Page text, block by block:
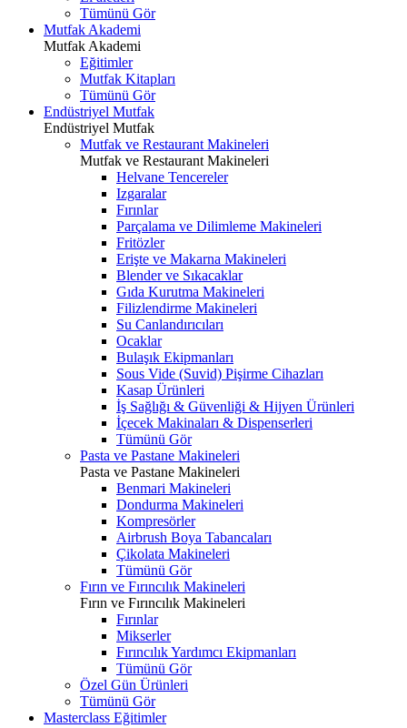
Tümünü Gör
Mutfak Akademi
Mutfak Akademi
Eğitimler
Mutfak Kitapları
Tümünü Gör
Endüstriyel Mutfak
Endüstriyel Mutfak
Mutfak ve Restaurant Makineleri
Mutfak ve Restaurant Makineleri
Helvane Tencereler
Izgaralar
Fırınlar
Parçalama ve Dilimleme Makineleri
Fritözler
Erişte ve Makarna Makineleri
Blender ve Sıkacaklar
Gıda Kurutma Makineleri
Filizlendirme Makineleri
Su Canlandırıcıları
Ocaklar
Bulaşık Ekipmanları
Sous Vide (Suvid) Pişirme Cihazları
Kasap Ürünleri
İş Sağlığı & Güvenliği & Hijyen Ürünleri
İçecek Makinaları & Dispenserleri
Tümünü Gör
Pasta ve Pastane Makineleri
Pasta ve Pastane Makineleri
Benmari Makineleri
Dondurma Makineleri
Kompresörler
Airbrush Boya Tabancaları
Çikolata Makineleri
Tümünü Gör
Fırın ve Fırıncılık Makineleri
Fırın ve Fırıncılık Makineleri
Fırınlar
Mikserler
Fırıncılık Yardımcı Ekipmanları
Tümünü Gör
Özel Gün Ürünleri
Tümünü Gör
Masterclass Eğitimler